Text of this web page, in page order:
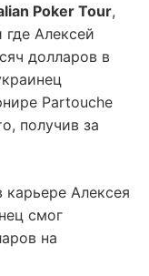
Poker Tour,
Алексей
долларов в
Partouche
получив за
Алексея
смог
на